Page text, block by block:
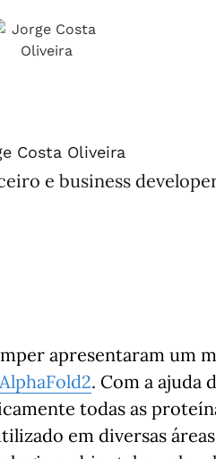
Costa Oliveira
e business
apresentaram um
AlphaFold2. Com a ajuda
todas as
em diversas